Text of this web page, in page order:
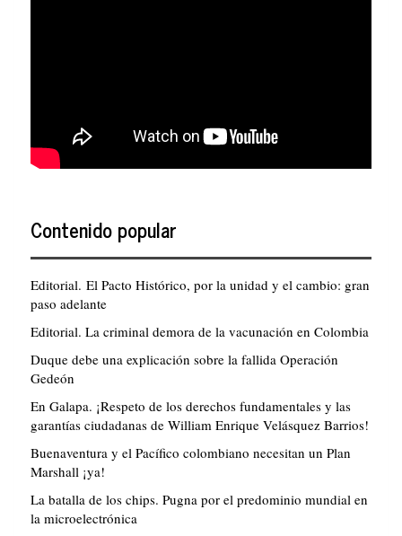
Contenido popular
Editorial. El Pacto Histórico, por la unidad y el cambio: gran
paso adelante
Editorial. La criminal demora de la vacunación en Colombia
Duque debe una explicación sobre la fallida Operación
Gedeón
En Galapa. ¡Respeto de los derechos fundamentales y las
garantías ciudadanas de William Enrique Velásquez Barrios!
Buenaventura y el Pacífico colombiano necesitan un Plan
Marshall ¡ya!
La batalla de los chips. Pugna por el predominio mundial en
la microelectrónica